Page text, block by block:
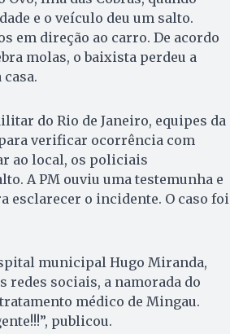
e o veículo deu um salto.
em direção ao carro. De acordo
molas, o baixista perdeu a
do Rio de Janeiro, equipes da
para verificar ocorrência com
ao local, os policiais
A PM ouviu uma testemunha e
esclarecer o incidente. O caso foi
municipal Hugo Miranda,
redes sociais, a namorada do
médico de Mingau.
publicou.